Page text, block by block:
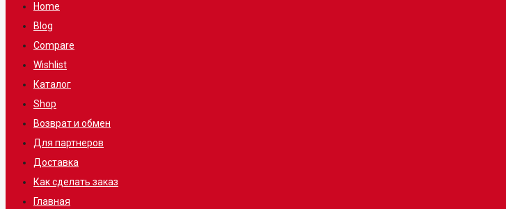
Home
Blog
Compare
Wishlist
Каталог
Shop
Возврат и обмен
Для партнеров
Доставка
Как сделать заказ
Главная